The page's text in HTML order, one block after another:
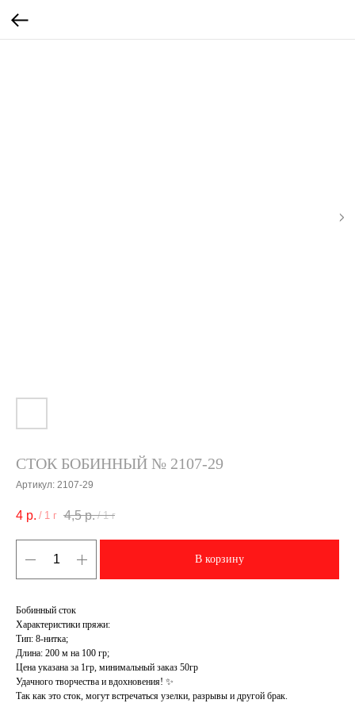
СТОК БОБИННЫЙ № 2107-29
Артикул: 2107-29
4 р. / 1 г 4,5 р. / 1 г
В корзину
Бобинный сток
Характеристики пряжи:
Тип: 8-нитка;
Длина: 200 м на 100 гр;
Цена указана за 1гр, минимальный заказ 50гр
Удачного творчества и вдохновения! ✨
Так как это сток, могут встречаться узелки, разрывы и другой брак.